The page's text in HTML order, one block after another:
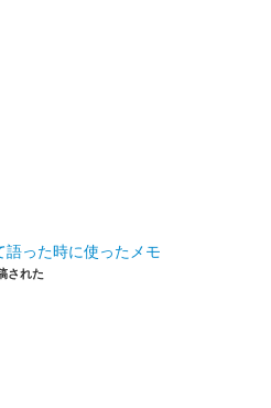
語った時に使ったメモ
された